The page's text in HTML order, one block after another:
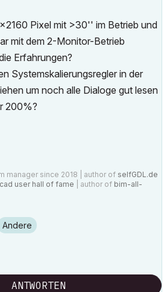
Pixel mit >30'' im Betrieb und
mit dem 2-Monitor-Betrieb
Erfahrungen?
Systemskalierungsregler in der
um noch alle Dialoge gut lesen
200%?
manager since 2018 | author of selfGDL.de
user hall of fame | author of bim-all-
Andere
ANTWORTEN